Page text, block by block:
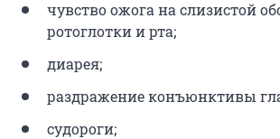
чувство ожога на слизистой
ротоглотки и рта;
диарея;
раздражение конъюнктивы
судороги;